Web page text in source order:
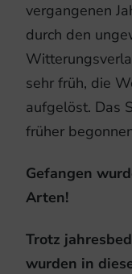
vergangenen
durch den
sehr früh, die
aufgelöst. Das
früher
Gefangen
Arten!
Trotz
wurden in